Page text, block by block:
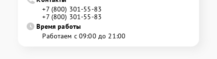
+7 (800) 301-55-83
+7 (800) 301-55-83
Время работы
Работаем с 09:00 до 21:00